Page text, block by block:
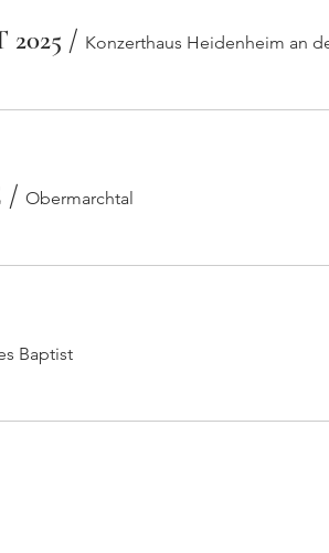
/ Konzerthaus Heidenheim an
/ Obermarchtal
Baptist